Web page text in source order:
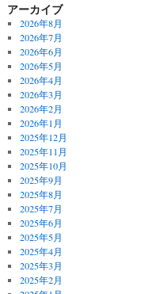
アーカイブ
2026年8月
2026年7月
2026年6月
2026年5月
2026年4月
2026年3月
2026年2月
2026年1月
2025年12月
2025年11月
2025年10月
2025年9月
2025年8月
2025年7月
2025年6月
2025年5月
2025年4月
2025年3月
2025年2月